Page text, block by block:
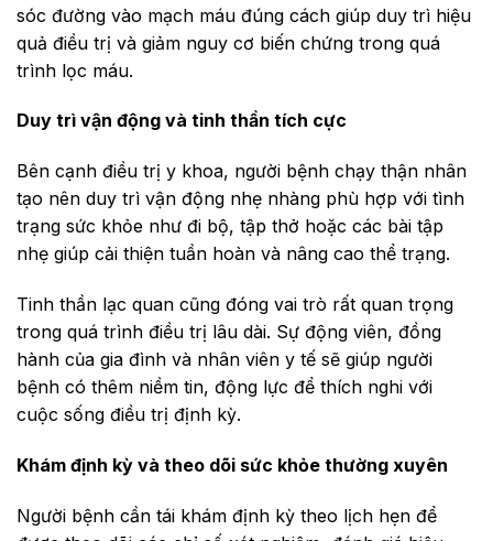
sóc đường vào mạch máu đúng cách giúp duy trì hiệu
quả điều trị và giảm nguy cơ biến chứng trong quá
trình lọc máu.
Duy trì vận động và tinh thần tích cực
Bên cạnh điều trị y khoa, người bệnh chạy thận nhân
tạo nên duy trì vận động nhẹ nhàng phù hợp với tình
trạng sức khỏe như đi bộ, tập thở hoặc các bài tập
nhẹ giúp cải thiện tuần hoàn và nâng cao thể trạng.
Tinh thần lạc quan cũng đóng vai trò rất quan trọng
trong quá trình điều trị lâu dài. Sự động viên, đồng
hành của gia đình và nhân viên y tế sẽ giúp người
bệnh có thêm niềm tin, động lực để thích nghi với
cuộc sống điều trị định kỳ.
Khám định kỳ và theo dõi sức khỏe thường xuyên
Người bệnh cần tái khám định kỳ theo lịch hẹn để